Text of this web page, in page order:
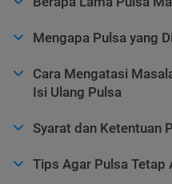
Mengapa Pulsa yang
Cara Mengatasi
Isi Ulang Pulsa
Syarat dan Ketentuan
Tips Agar Pulsa Tetap